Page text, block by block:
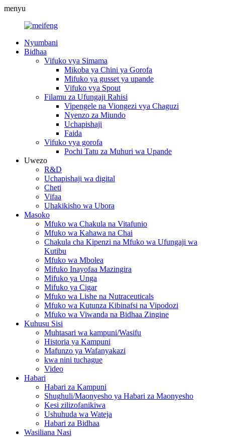
menyu
Nyumbani
Bidhaa
Vifuko vya Simama
Mikoba ya Chini ya Gorofa
Mifuko ya gusset ya upande
Vifuko vya Spout
Filamu za Ufungaji Rahisi
Vipengele na Viongezi vya Chaguzi
Nyenzo za Miundo
Uchapishaji
Faida
Vifuko vya gorofa
Pochi Tatu za Muhuri wa Upande
Uwezo
R&D
Uchapishaji wa digital
Cheti
Vifaa
Uhakikisho wa Ubora
Masoko
Mfuko wa Chakula na Vitafunio
Mfuko wa Kahawa na Chai
Chakula cha Kipenzi na Mfuko wa Ufungaji wa
Kutibu
Mfuko wa Mbolea
Mifuko Inayofaa Mazingira
Mifuko ya Unga
Mifuko ya Cigar
Mfuko wa Lishe na Nutraceuticals
Mfuko wa Kutunza Kibinafsi na Vipodozi
Mfuko wa Viwanda na Bidhaa Zingine
Kuhusu Sisi
Muhtasari wa kampuni/Wasifu
Historia ya Kampuni
Mafunzo ya Wafanyakazi
kwa nini tuchague
Video
Habari
Habari za Kampuni
Shughuli/Maonyesho ya Habari za Maonyesho
Kesi zilizofanikiwa
Ushuhuda wa Wateja
Habari za Bidhaa
Wasiliana Nasi